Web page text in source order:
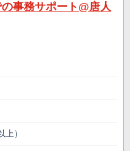
事務サポート@唐人
）